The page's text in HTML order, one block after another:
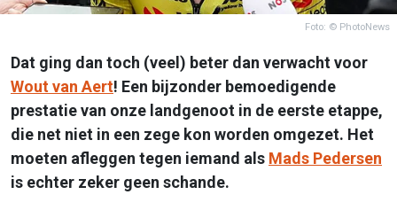
Foto: © PhotoNews
Dat ging dan toch (veel) beter dan verwacht voor
Wout van Aert! Een bijzonder bemoedigende
prestatie van onze landgenoot in de eerste etappe,
die net niet in een zege kon worden omgezet. Het
moeten afleggen tegen iemand als Mads Pedersen
is echter zeker geen schande.